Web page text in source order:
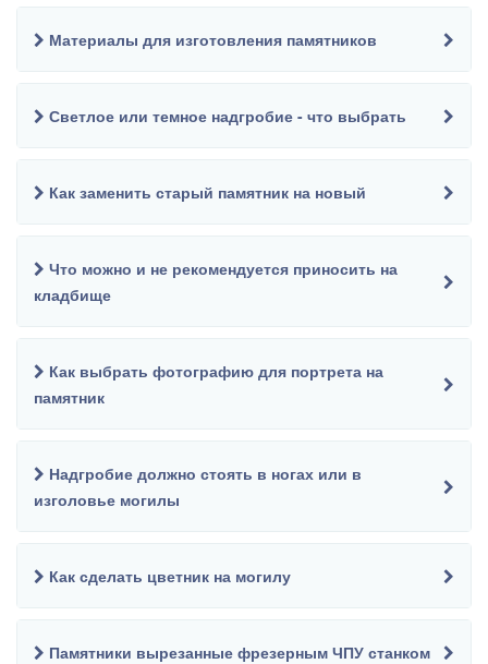
Материалы для изготовления памятников
Светлое или темное надгробие - что выбрать
Как заменить старый памятник на новый
Что можно и не рекомендуется приносить на
кладбище
Как выбрать фотографию для портрета на
памятник
Надгробие должно стоять в ногах или в
изголовье могилы
Как сделать цветник на могилу
Памятники вырезанные фрезерным ЧПУ станком